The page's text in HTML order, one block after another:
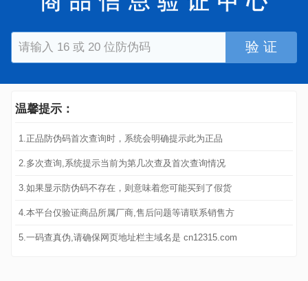
验 证
温馨提示：
1.正品防伪码首次查询时，系统会明确提示此为正品
2.多次查询,系统提示当前为第几次查及首次查询情况
3.如果显示防伪码不存在，则意味着您可能买到了假货
4.本平台仅验证商品所属厂商,售后问题等请联系销售方
5.一码查真伪,请确保网页地址栏主域名是 cn12315.com